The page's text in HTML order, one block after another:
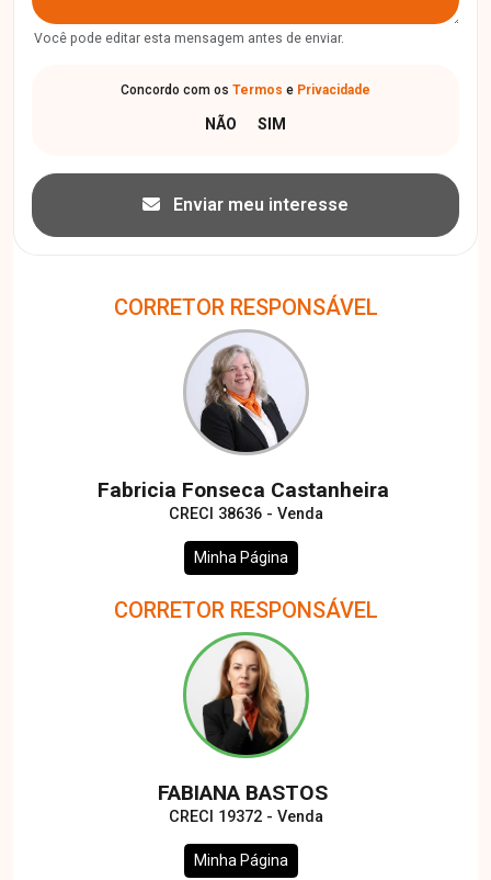
Você pode editar esta mensagem antes de enviar.
Concordo com os Termos e Privacidade
Enviar meu interesse
CORRETOR RESPONSÁVEL
Fabricia Fonseca Castanheira
CRECI 38636 - Venda
Minha Página
CORRETOR RESPONSÁVEL
FABIANA BASTOS
CRECI 19372 - Venda
Minha Página